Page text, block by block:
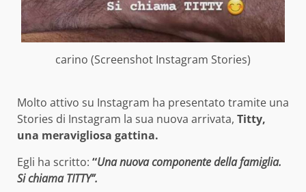
carino (Screenshot Instagram Stories)
Molto attivo su Instagram ha presentato tramite una
Stories di Instagram la sua nuova arrivata, Titty,
una meravigliosa gattina.
Egli ha scritto: “Una nuova componente della famiglia.
Si chiama TITTY”.